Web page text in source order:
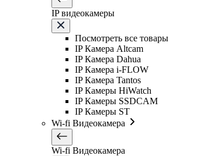
IP видеокамеры
Посмотреть все товары
IP Камера Altcam
IP Камера Dahua
IP Камера i-FLOW
IP Камера Tantos
IP Камеры HiWatch
IP Камеры SSDCAM
IP Камеры ST
Wi-fi Видеокамера
Wi-fi Видеокамера